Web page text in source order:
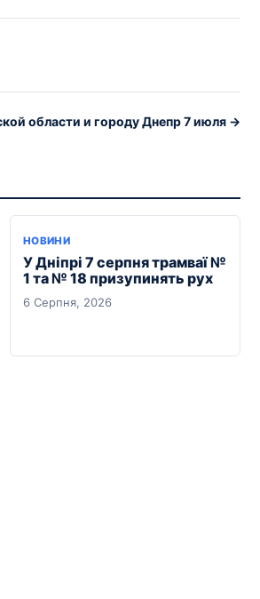
области и городу Днепр 7 июля →
НОВИНИ
У Дніпрі 7 серпня трамваї №
1 та № 18 призупинять рух
6 Серпня, 2026